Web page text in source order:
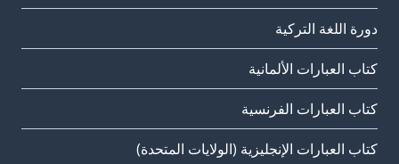
دورة اللغة التركية
كتاب العبارات الألمانية
كتاب العبارات الفرنسية
كتاب العبارات الإنجليزية (الولايات المتحدة)